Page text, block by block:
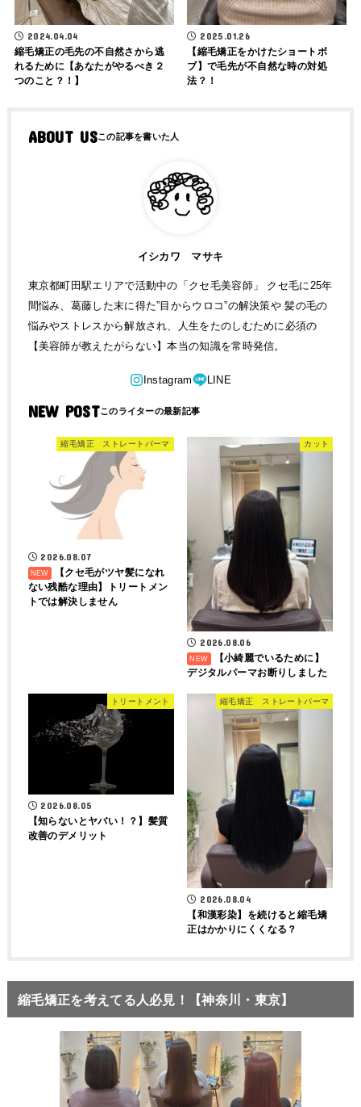
2024.04.04
縮毛矯正の毛先の不自然さから逃
れるために【あなたがやるべき２
つのこと？！】
2025.01.26
【縮毛矯正をかけたショートボ
ブ】で毛先が不自然な時の対処
法？！
ABOUT US
イシカワ マサキ
東京都町田駅エリアで活動中の「クセ毛美容師」 クセ毛に25年
間悩み、葛藤した末に得た”目からウロコ”の解決策や 髪の毛の
悩みやストレスから解放され、人生をたのしむために必須の
【美容師が教えたがらない】本当の知識を常時発信。
NEW POST
縮毛矯正 ストレートパーマ
2026.08.07
【クセ毛がツヤ髪になれ
ない残酷な理由】トリートメン
トでは解決しません
カット
2026.08.06
【小綺麗でいるために】
デジタルパーマお断りしました
トリートメント
2026.08.05
【知らないとヤバい！？】髪質
改善のデメリット
縮毛矯正 ストレートパーマ
2026.08.04
【和漢彩染】を続けると縮毛矯
正はかかりにくくなる？
縮毛矯正を考えてる人必見！【神奈川・東京】